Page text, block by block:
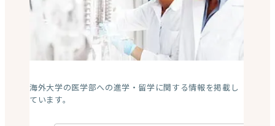
海外大学の医学部への進学・留学に関する情報を掲載し
ています。